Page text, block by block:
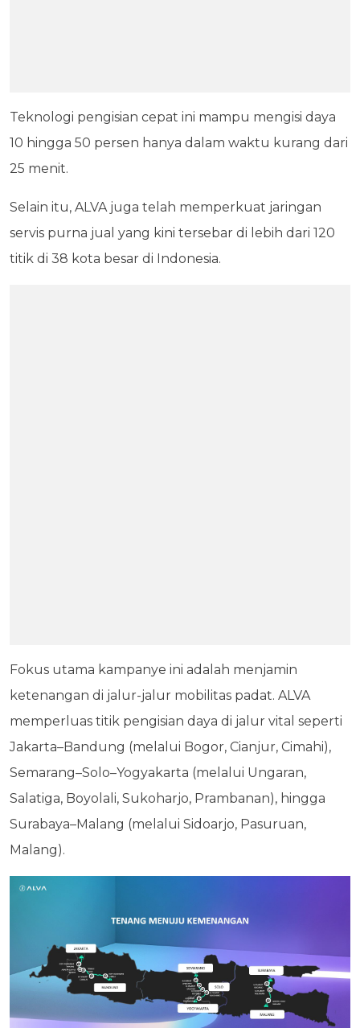
Teknologi pengisian cepat ini mampu mengisi daya
10 hingga 50 persen hanya dalam waktu kurang dari
25 menit.
Selain itu, ALVA juga telah memperkuat jaringan
servis purna jual yang kini tersebar di lebih dari 120
titik di 38 kota besar di Indonesia.
Fokus utama kampanye ini adalah menjamin
ketenangan di jalur-jalur mobilitas padat. ALVA
memperluas titik pengisian daya di jalur vital seperti
Jakarta–Bandung (melalui Bogor, Cianjur, Cimahi),
Semarang–Solo–Yogyakarta (melalui Ungaran,
Salatiga, Boyolali, Sukoharjo, Prambanan), hingga
Surabaya–Malang (melalui Sidoarjo, Pasuruan,
Malang).